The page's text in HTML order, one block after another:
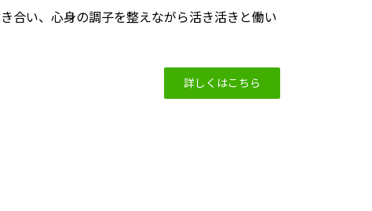
合い、心身の調子を整えながら活き活きと働い
詳しくはこちら